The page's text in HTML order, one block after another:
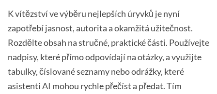
K vítězství ve výběru nejlepších úryvků je nyní
zapotřebí jasnost, autorita a okamžitá užitečnost.
Rozdělte obsah na stručné, praktické části. Používejte
nadpisy, které přímo odpovídají na otázky, a využijte
tabulky, číslované seznamy nebo odrážky, které
asistenti AI mohou rychle přečíst a předat. Tím